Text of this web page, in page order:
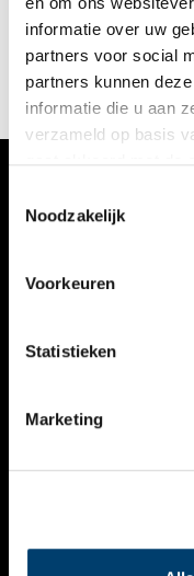
informatie over uw
partners voor social
partners kunnen
informatie die u aan
verzameld op basis
Noodzakelijk
Voorkeuren
Statistieken
Marketing
droomt van een ander
anders.
VERHALEN
KALENDER
THEMA’S
VIDEO’S
CONTACT